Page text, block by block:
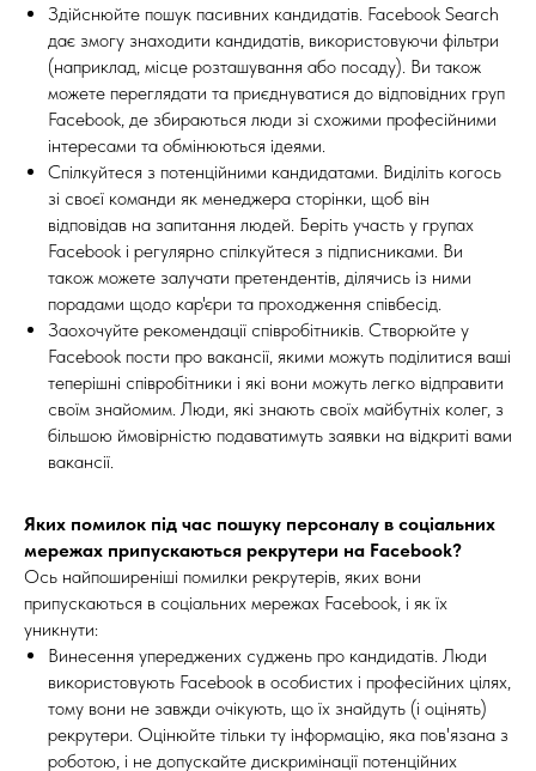
Здійснюйте пошук пасивних кандидатів. Facebook Search
дає змогу знаходити кандидатів, використовуючи фільтри
(наприклад, місце розташування або посаду). Ви також
можете переглядати та приєднуватися до відповідних груп
Facebook, де збираються люди зі схожими професійними
інтересами та обмінюються ідеями.
Спілкуйтеся з потенційними кандидатами. Виділіть когось
зі своєї команди як менеджера сторінки, щоб він
відповідав на запитання людей. Беріть участь у групах
Facebook і регулярно спілкуйтеся з підписниками. Ви
також можете залучати претендентів, ділячись із ними
порадами щодо кар'єри та проходження співбесід.
Заохочуйте рекомендації співробітників. Створюйте у
Facebook пости про вакансії, якими можуть поділитися ваші
теперішні співробітники і які вони можуть легко відправити
своїм знайомим. Люди, які знають своїх майбутніх колег, з
більшою ймовірністю подаватимуть заявки на відкриті вами
вакансії.
Яких помилок під час пошуку персоналу в соціальних
мережах припускаються рекрутери на Facebook?
Ось найпоширеніші помилки рекрутерів, яких вони
припускаються в соціальних мережах Facebook, і як їх
уникнути:
Винесення упереджених суджень про кандидатів. Люди
використовують Facebook в особистих і професійних цілях,
тому вони не завжди очікують, що їх знайдуть (і оцінять)
рекрутери. Оцінюйте тільки ту інформацію, яка пов'язана з
роботою, і не допускайте дискримінації потенційних